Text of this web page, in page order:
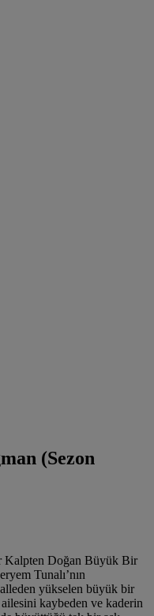
(Sezon
Kalpten Doğan Büyük Bir
Tunalı’nın
yükselen büyük bir
kaybeden ve kaderin